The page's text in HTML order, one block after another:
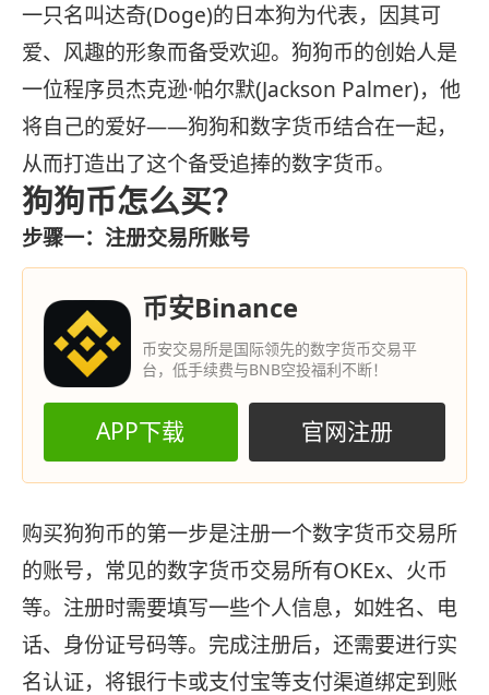
一只名叫达奇(Doge)的日本狗为代表，因其可
爱、风趣的形象而备受欢迎。狗狗币的创始人是
一位程序员杰克逊·帕尔默(Jackson Palmer)，他
将自己的爱好——狗狗和数字货币结合在一起，
从而打造出了这个备受追捧的数字货币。
狗狗币怎么买？
步骤一：注册交易所账号
币安Binance
币安交易所是国际领先的数字货币交易平
台，低手续费与BNB空投福利不断！
APP下载 官网注册
购买狗狗币的第一步是注册一个数字货币交易所
的账号，常见的数字货币交易所有OKEx、火币
等。注册时需要填写一些个人信息，如姓名、电
话、身份证号码等。完成注册后，还需要进行实
名认证，将银行卡或支付宝等支付渠道绑定到账